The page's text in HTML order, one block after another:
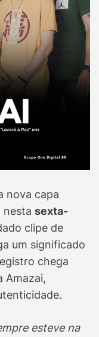
nova capa
nesta sexta-
clipe de
um significado
chega
Amazai,
esteve na